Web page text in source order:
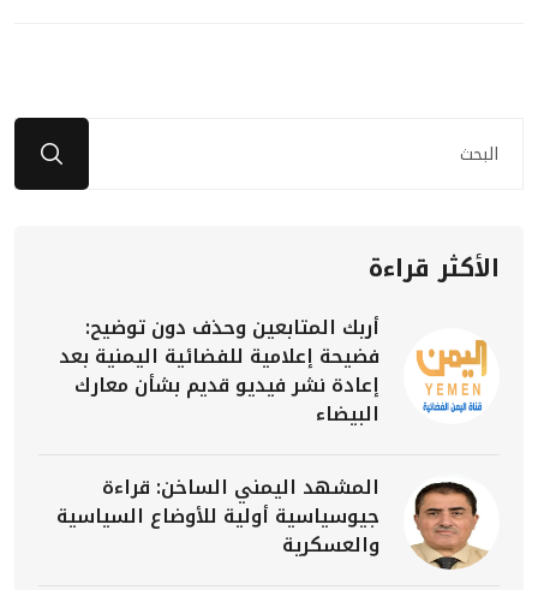
الأكثر قراءة
أربك المتابعين وحذف دون توضيح:
فضيحة إعلامية للفضائية اليمنية بعد
إعادة نشر فيديو قديم بشأن معارك
البيضاء
المشهد اليمني الساخن: قراءة
جيوسياسية أولية للأوضاع السياسية
والعسكرية